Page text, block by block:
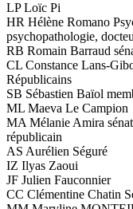
LP Loïc Pi
HR Hélène Romano
psychopathologie,
RB Romain Barraud
CL Constance Lans-
Républicains
SB Sébastien Baïol
ML Maeva Le Campion
MA Mélanie Amira
républicain
AS Aurélien Séguré
IZ Ilyas Zaoui
JF Julien Fauconnier
CC Clémentine Chatin